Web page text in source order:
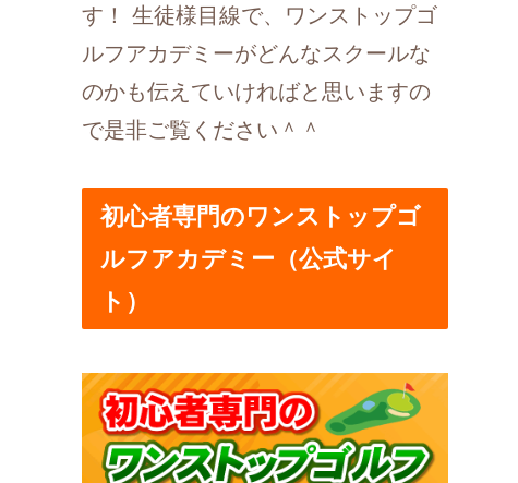
す！ 生徒様目線で、ワンストップゴ
ルフアカデミーがどんなスクールな
のかも伝えていければと思いますの
で是非ご覧ください＾＾
初心者専門のワンストップゴ
ルフアカデミー（公式サイ
ト）